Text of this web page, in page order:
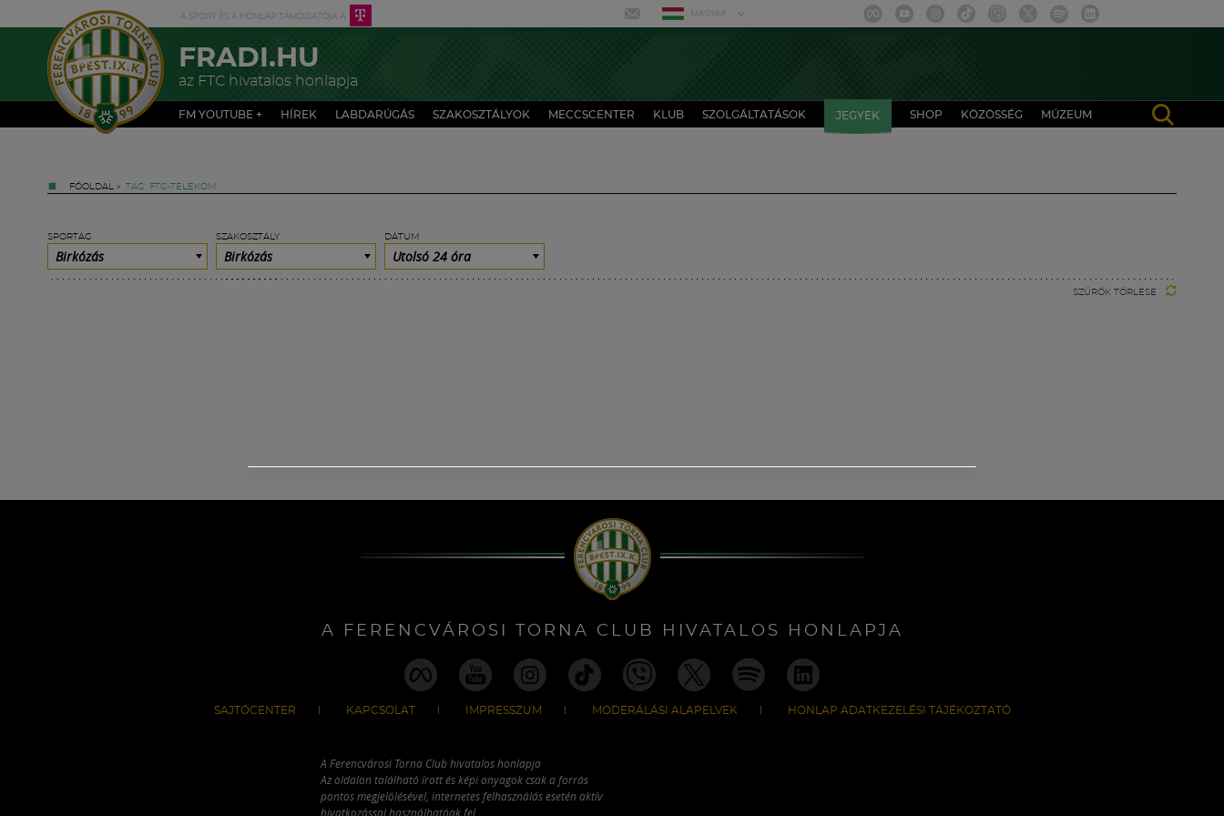
MAGYAR
FRADI.HU
az FTC hivatalos honlapja
FM YOUTUBE + HÍREK LABDARÚGÁS SZAKOSZTÁLYOK MECCSCENTER KLUB SZOLGÁLTATÁSOK JEGYEK SHOP KÖZÖSSÉG MÚZEUM
FŐOLDAL » TAG: FTC-TELEKOM
SPORTÁG
Birkózás
SZAKOSZTÁLY
Birkózás
DÁTUM
Utolsó 24 óra
SZŰRŐK TÖRLÉSE
A FERENCVÁROSI TORNA CLUB HIVATALOS HONLAPJA
SAJTÓCENTER KAPCSOLAT IMPRESSZUM MODERÁLÁSI ALAPELVEK HONLAP ADATKEZELÉSI TÁJÉKOZTATÓ
A Ferencvárosi Torna Club hivatalos honlapja
Az oldalon található írott és képi anyagok csak a forrás
pontos megjelölésével, internetes felhasználás esetén aktív
hivatkozással használhatóak fel.